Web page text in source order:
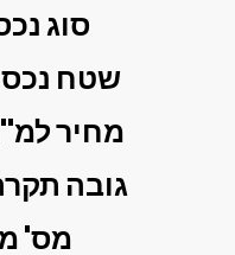
סוג
שטח נכס
מחיר
גובה
מס'